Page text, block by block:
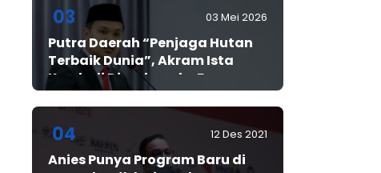
03 03 Mei 2026
Putra Daerah “Penjaga Hutan
Terbaik Dunia”, Akram Ista
Kembali Diundang ke Forum
Nasional oleh Lemhannas RI
04 12 Des 2021
Anies Punya Program Baru di